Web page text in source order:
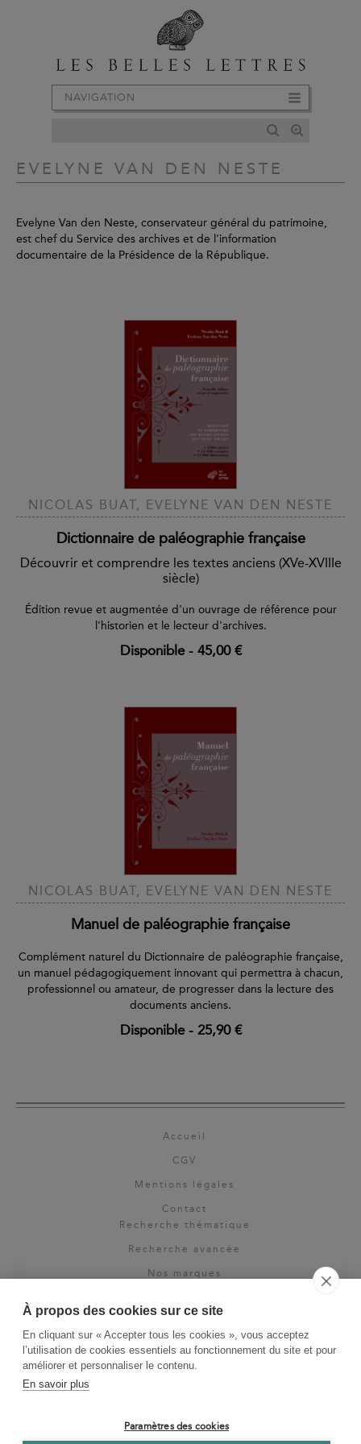
À propos des cookies sur ce site
En cliquant sur « Accepter tous les cookies », vous acceptez
l’utilisation de cookies essentiels au fonctionnement du site et pour
améliorer et personnaliser le contenu.
En savoir plus
Paramètres des cookies
NAVIGATION
EVELYNE VAN DEN NESTE
Evelyne Van den Neste, conservateur général du patrimoine,
est chef du Service des archives et de l'information
documentaire de la Présidence de la République.
NICOLAS BUAT, EVELYNE VAN DEN NESTE
Dictionnaire de paléographie française
Découvrir et comprendre les textes anciens (XVe-XVIIIe
siècle)
Édition revue et augmentée d'un ouvrage de référence pour
l'historien et le lecteur d'archives.
Disponible- 45,00 €
NICOLAS BUAT, EVELYNE VAN DEN NESTE
Manuel de paléographie française
Complément naturel du Dictionnaire de paléographie française,
un manuel pédagogiquement innovant qui permettra à chacun,
professionnel ou amateur, de progresser dans la lecture des
documents anciens.
Disponible- 25,90 €
Accueil
CGV
Mentions légales
Contact
Recherche thématique
Recherche avancée
Nos marques
Espace pro
Newsletter
La Vie des Classiques